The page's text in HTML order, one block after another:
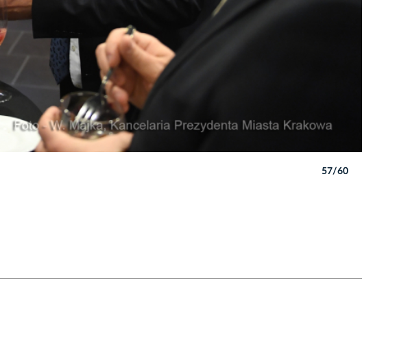
57/60